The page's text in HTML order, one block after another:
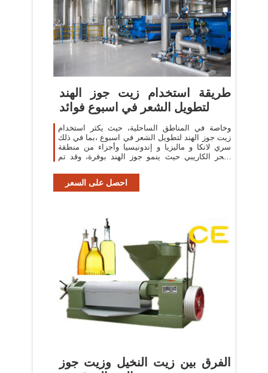
طريقة استخدام زيت جوز الهند
لتطويل الشعر في اسبوع فوائد
وخاصة في المناطق الساحلية، حيث يكثر استخدام
زيت جوز الهند لتطويل الشعر في اسبوع ،بما في ذلك
سري لانكا و ماليزيا و إندونيسيا وأجزاء من منطقة
البحر الكاريبي حيث ينمو جوز الهند بوفرة، وقد تم
احصل على السعر
الفرق بين زيت النخيل وزيت جوز